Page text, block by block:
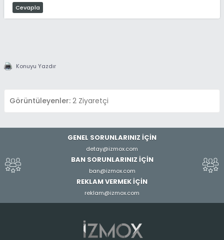
Cevapla
Konuyu Yazdır
Görüntüleyenler: 2 Ziyaretçi
GENEL SORUNLARINIZ İÇİN
detay@izmox.com
BAN SORUNLARINIZ İÇİN
ban@izmox.com
REKLAM VERMEK İÇİN
reklam@izmox.com